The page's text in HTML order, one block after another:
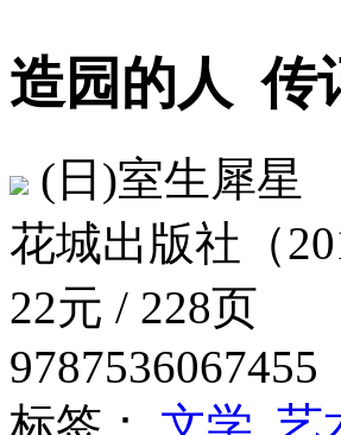
造园的人传
(日)室生犀星
花城出版社（
22元 / 228页
9787536067455
标签： 文学 艺